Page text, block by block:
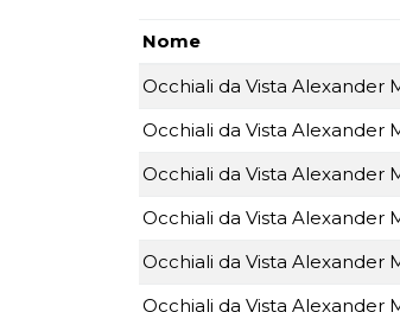
Nome
Occhiali da Vista Alexander
Occhiali da Vista Alexander
Occhiali da Vista Alexander
Occhiali da Vista Alexander
Occhiali da Vista Alexander
Occhiali da Vista Alexander